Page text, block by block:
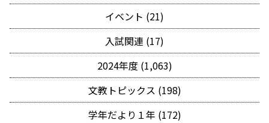
イベント (21)
入試関連 (17)
2024年度 (1,063)
文教トピックス (198)
学年だより１年 (172)